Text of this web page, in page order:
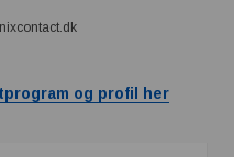
og profil her